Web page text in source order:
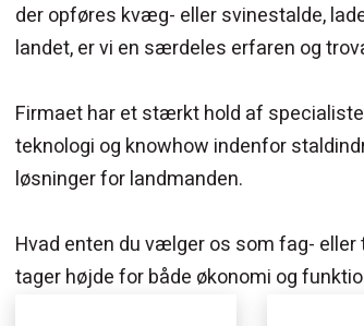
der opføres kvæg- eller svinestalde,
landet, er vi en særdeles erfaren og
Firmaet har et stærkt hold af
teknologi og knowhow indenfor
løsninger for landmanden.
Hvad enten du vælger os som fag-
tager højde for både økonomi og